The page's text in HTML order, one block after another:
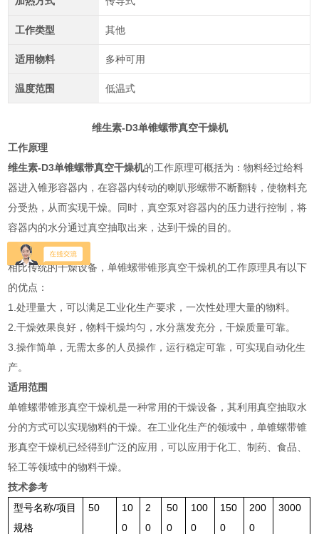
工作类型 其他
适用物料 多种可用
温度范围 低温式
维生素-D3单锥螺带真空干燥机
工作原理
维生素-D3单锥螺带真空干燥机的工作原理可概括为：物料经过给料
器进入锥形容器内，在容器内转动的喇叭形螺带不断翻转，使物料充
分受热，从而实现干燥。同时，真空泵对容器内的压力进行控制，将
容器内的水分通过真空抽取出来，达到干燥的目的。
优点
相比传统的干燥设备，单锥螺带锥形真空干燥机的工作原理具有以下
的优点：
1.处理量大，可以满足工业化生产要求，一次性处理大量的物料。
2.干燥效果良好，物料干燥均匀，水分蒸发充分，干燥质量可靠。
3.操作简单，无需太多的人员操作，运行稳定可靠，可实现自动化生
产。
适用范围
单锥螺带锥形真空干燥机是一种常用的干燥设备，其利用真空抽取水
分的方式可以实现物料的干燥。在工业化生产的领域中，单锥螺带锥
形真空干燥机已经得到广泛的应用，可以应用于化工、制药、食品、
轻工等领域中的物料干燥。
技术参考
型号名称/项目
规格
50
10
0
2
0
50
0
100
0
150
0
200
0
3000